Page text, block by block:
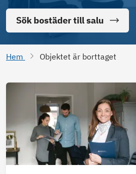
Sök bostäder till salu
Hem Objektet är borttaget